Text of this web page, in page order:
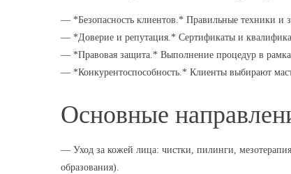
— *Безопасность клиентов.* Правильные техники и
— *Доверие и репутация.* Сертификаты и
— *Правовая защита.* Выполнение процедур в
— *Конкурентоспособность.* Клиенты выбирают
Основные
— Уход за кожей лица: чистки, пилинги,
образования).